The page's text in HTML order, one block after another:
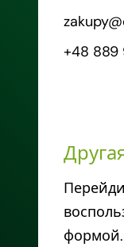
+48 889
формой.